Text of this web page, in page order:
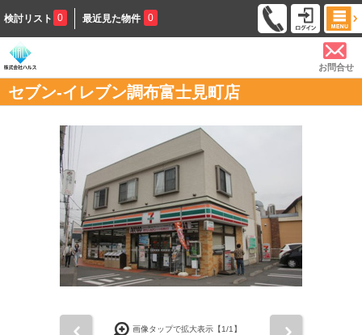
検討リスト 0 最近見た物件 0
お問合せ
セブン-イレブン調布富士見町店
画像タップで拡大表示【1/1】